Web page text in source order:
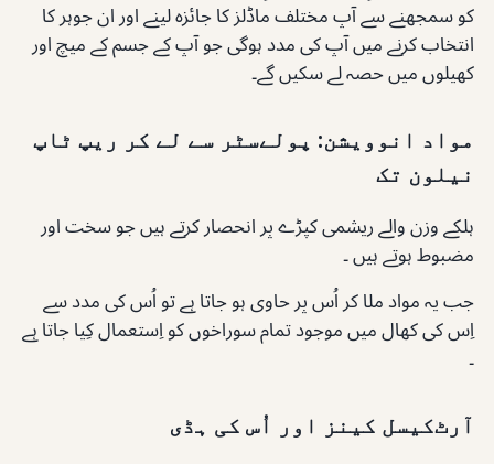
کو سمجھنے سے آپ مختلف ماڈلز کا جائزہ لینے اور ان جوہر کا
انتخاب کرنے میں آپ کی مدد ہوگی جو آپ کے جسم کے میچ اور
کھیلوں میں حصہ لے سکیں گے۔
مواد انوویشن: پولےسٹر سے لے کر ریپ ٹاپ
نیلون تک
ہلکے وزن والے ریشمی کپڑے پر انحصار کرتے ہیں جو سخت اور
مضبوط ہوتے ہیں ۔
جب یہ مواد ملا کر اُس پر حاوی ہو جاتا ہے تو اُس کی مدد سے
اِس کی کھال میں موجود تمام سوراخوں کو اِستعمال کِیا جاتا ہے
۔
آرٹ‌کیسل کینز اور اُس کی ہڈی